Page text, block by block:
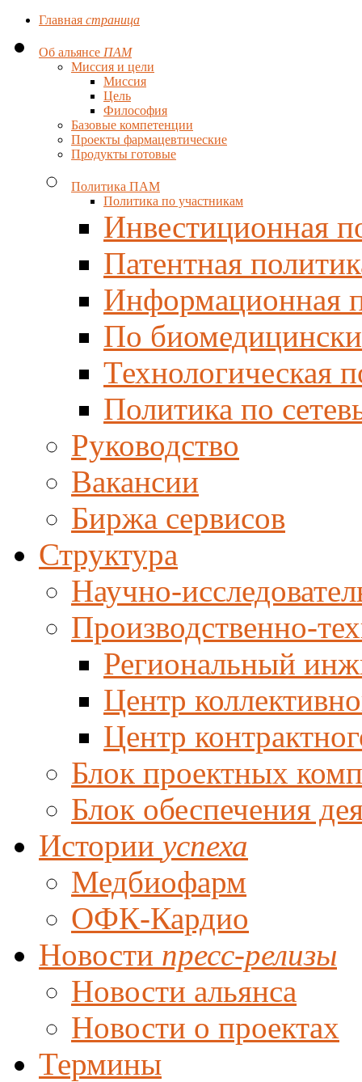
Главная страница
Об альянсе ПАМ
Миссия и цели
Миссия
Цель
Философия
Базовые компетенции
Проекты фармацевтические
Продукты готовые
Политика ПАМ
Политика по участникам
Инвестиционная
Патентная
Информационная
По
Технологическая
Политика по
Руководство
Вакансии
Биржа сервисов
Структура
Научно-
Производственно-
Региональный
Центр
Центр
Блок проектных
Блок обеспечения
Истории успеха
Медбиофарм
ОФК-Кардио
Новости пресс-релизы
Новости альянса
Новости о проектах
Термины